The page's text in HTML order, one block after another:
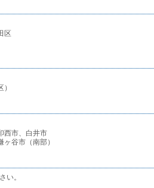
区
西市、白井市
市（南部）
い。